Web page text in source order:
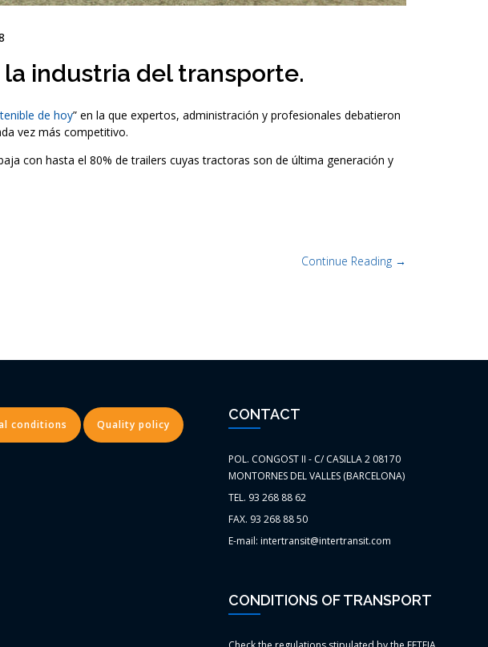
industria del transporte.
de hoy” en la que expertos, administración y profesionales debatieron
vez más competitivo.
con hasta el 80% de trailers cuyas tractoras son de última generación y
Continue Reading →
conditions Quality policy
CONTACT
POL. CONGOST II - C/ CASILLA 2 08170
MONTORNES DEL VALLES (BARCELONA)
TEL. 93 268 88 62
FAX. 93 268 88 50
E-mail: intertransit@intertransit.com
CONDITIONS OF TRANSPORT